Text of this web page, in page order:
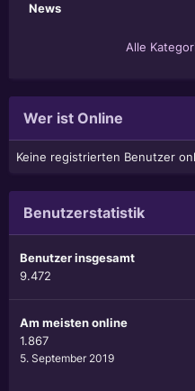
News
Alle
Wer ist Online
Keine registrierten Benutzer
Benutzerstatistik
Benutzer insgesamt
9.472
Am meisten online
1.867
5. September 2019